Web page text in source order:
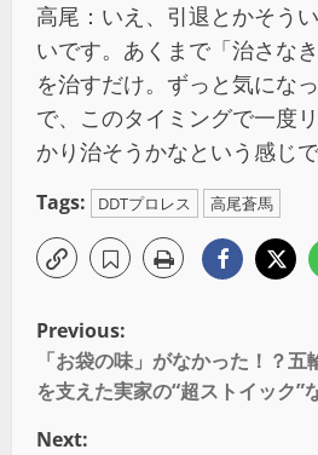
高尾：いえ、引退とかそう
いです。あくまで「治さな
を治すだけ。ずっと気にな
で、このタイミングで一度
かり治そうかなという感じで
Tags: DDTプロレス 高尾蒼馬
Previous:
「お袋の味」がなかった！？
を支えた実家の“超ストイック”
Next: